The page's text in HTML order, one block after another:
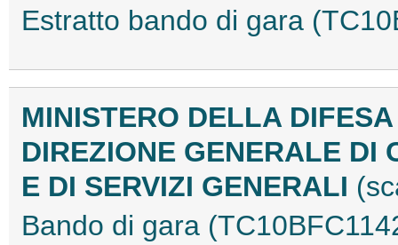
Estratto bando di gara
MINISTERO DELLA DIFESA
DIREZIONE GENERALE DI
E DI SERVIZI GENERALI
Bando di gara